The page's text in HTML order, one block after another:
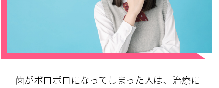
歯がボロボロになってしまった人は、治療に